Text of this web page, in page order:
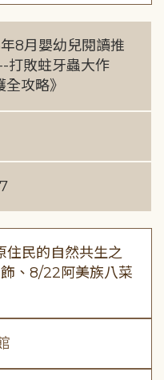
年8月嬰幼兒閱讀推
打敗蛀牙蟲大作
攻略》
住民的自然共生之
、8/22阿美族八菜